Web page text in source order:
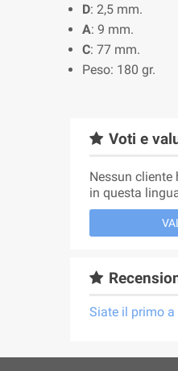
D: 2,5 mm.
A: 9 mm.
C: 77 mm.
Peso: 180 gr.
Voti e
Nessun
in questa
Siate il primo a